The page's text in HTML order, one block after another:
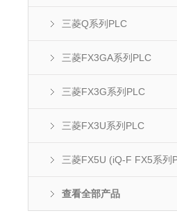
三菱Q系列PLC
三菱FX3GA系列PLC
三菱FX3G系列PLC
三菱FX3U系列PLC
三菱FX5U (iQ-F FX5系列
查看全部产品